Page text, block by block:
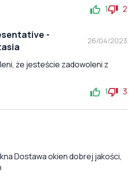
1 2
-
26/04/2023
że jesteście zadowoleni z
1 3
Dostawa okien dobrej jakości,